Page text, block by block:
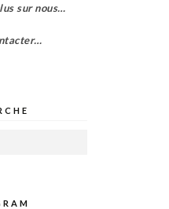
sur nous…